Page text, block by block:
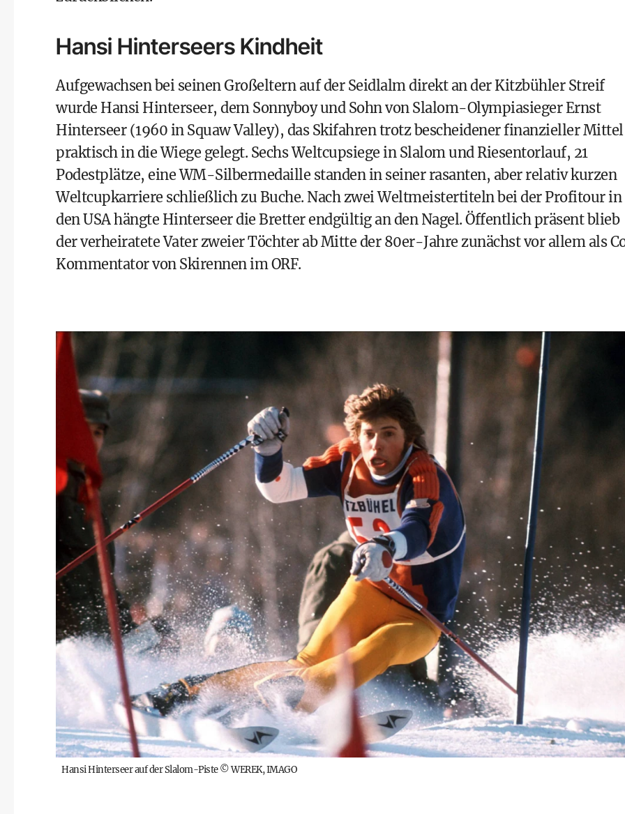
Hansi Hinterseers Kindheit
Aufgewachsen bei seinen Großeltern auf der Seidlalm direkt an der Kitzbühler Streif
wurde Hansi Hinterseer, dem Sonnyboy und Sohn von Slalom-Olympiasieger Ernst
Hinterseer (1960 in Squaw Valley), das Skifahren trotz bescheidener finanzieller Mittel
praktisch in die Wiege gelegt. Sechs Weltcupsiege in Slalom und Riesentorlauf, 21
Podestplätze, eine WM-Silbermedaille standen in seiner rasanten, aber relativ kurzen
Weltcupkarriere schließlich zu Buche. Nach zwei Weltmeistertiteln bei der Profitour in
den USA hängte Hinterseer die Bretter endgültig an den Nagel. Öffentlich präsent blieb
der verheiratete Vater zweier Töchter ab Mitte der 80er-Jahre zunächst vor allem als
Kommentator von Skirennen imORF.
Hansi Hinterseer auf der Slalom-Piste©WEREK, IMAGO